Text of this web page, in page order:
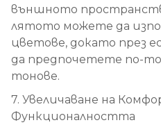
външното
лятото можете да
цветове, докато през
да предпочетете по-
тонове.
7. Увеличаване на
Функционалността